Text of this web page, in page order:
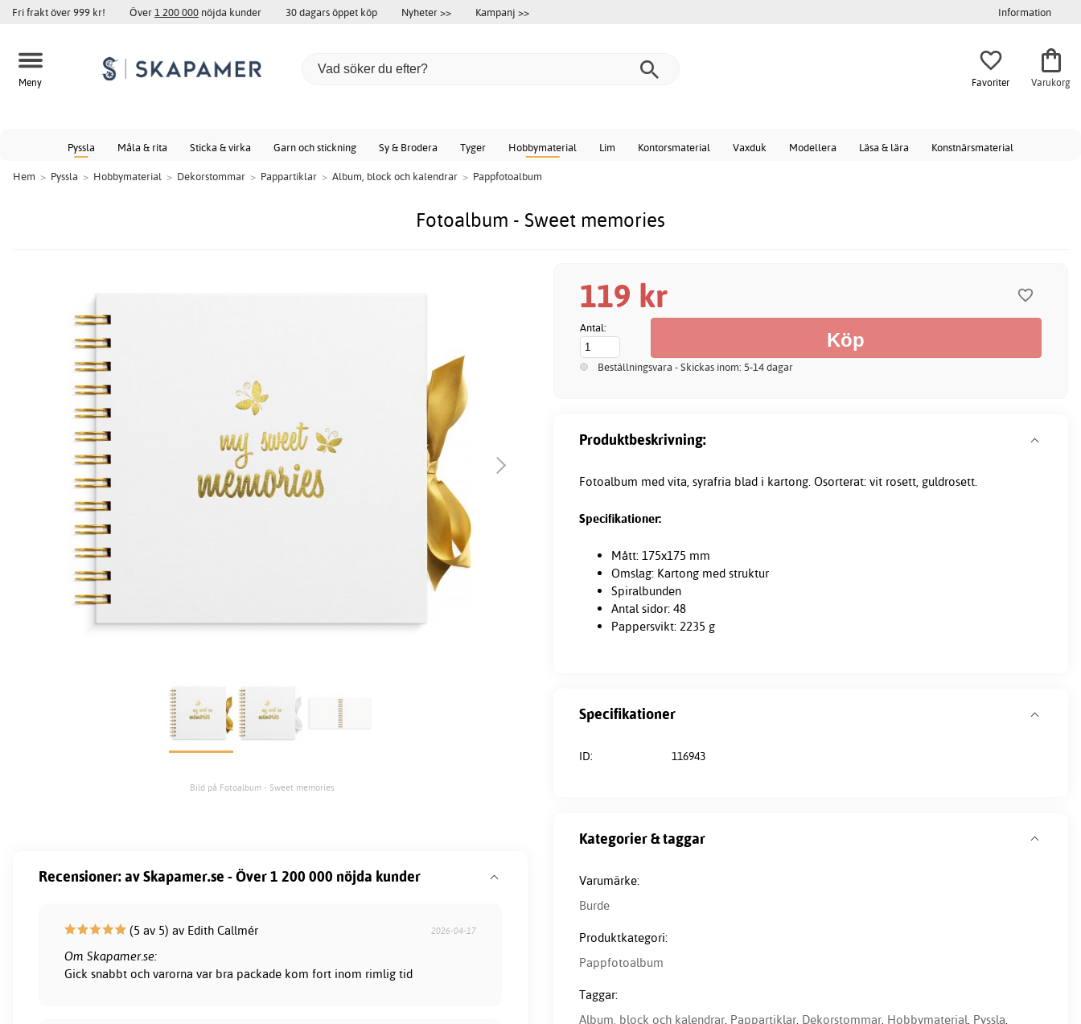
Fri frakt över 999 kr! Över1 200 000 nöjda kunder 30 dagars öppet köp Nyheter >> Kampanj >> Information
Meny Favoriter Varukorg
Pyssla Måla & rita Sticka & virka Garn och stickning Sy & Brodera Tyger Hobbymaterial Lim Kontorsmaterial Vaxduk Modellera Läsa & lära Konstnärsmaterial
Hem > Pyssla > Hobbymaterial > Dekorstommar > Pappartiklar > Album, block och kalendrar > Pappfotoalbum
Fotoalbum - Sweet memories
Bild på Fotoalbum - Sweet memories
119 kr
Antal:
Beställningsvara - Skickas inom: 5-14 dagar
Produktbeskrivning:
Fotoalbum med vita, syrafria blad i kartong. Osorterat: vit rosett, guldrosett.
Specifikationer:
Mått: 175x175 mm
Omslag: Kartong med struktur
Spiralbunden
Antal sidor: 48
Pappersvikt: 2235 g
Specifikationer
ID: 116943
Kategorier & taggar
Varumärke:
Burde
Produktkategori:
Pappfotoalbum
Taggar:
Album, block och kalendrar, Pappartiklar, Dekorstommar, Hobbymaterial, Pyssla,
Recensioner: av Skapamer.se - Över 1 200 000 nöjda kunder
(5 av 5) av Edith Callmér 2026-04-17
Om Skapamer.se:
Gick snabbt och varorna var bra packade kom fort inom rimlig tid